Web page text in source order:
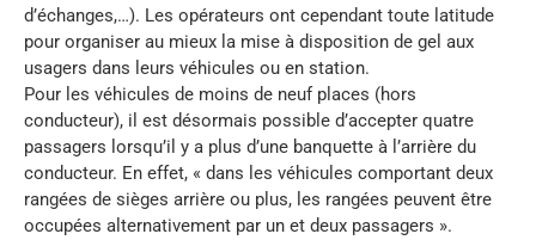
d’échanges,…). Les opérateurs ont cependant toute latitude
pour organiser au mieux la mise à disposition de gel aux
usagers dans leurs véhicules ou en station.
Pour les véhicules de moins de neuf places (hors
conducteur), il est désormais possible d’accepter quatre
passagers lorsqu’il y a plus d’une banquette à l’arrière du
conducteur. En effet, « dans les véhicules comportant deux
rangées de sièges arrière ou plus, les rangées peuvent être
occupées alternativement par un et deux passagers ».